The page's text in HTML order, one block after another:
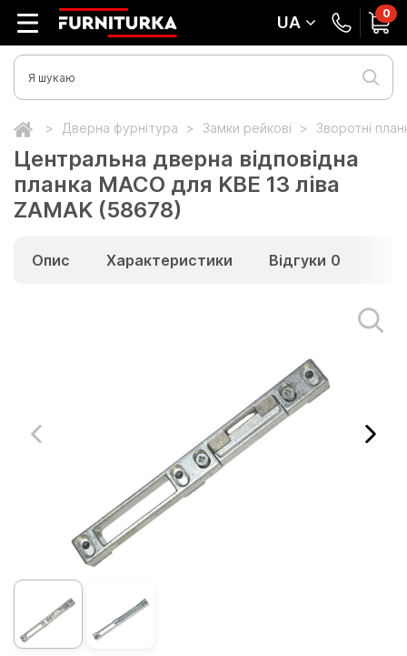
UA 0
Дверна фурнітура Замки рейкові Зворотні
Центральна дверна відповідна
планка MACO для KBE 13 ліва
ZAMAK (58678)
Опис Характеристики Відгуки 0